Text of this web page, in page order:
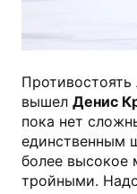
Противостоять
вышел Денис
пока нет
единственным
более высокое
тройными. Надо